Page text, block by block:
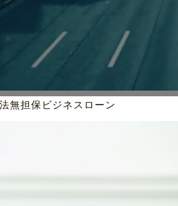
無担保ビジネスローン